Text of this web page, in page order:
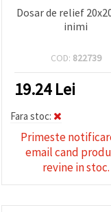
Dosar de relief
inimi
COD: 822739
19.24Lei
Fara stoc:
Primeste
email cand
revine in stoc.